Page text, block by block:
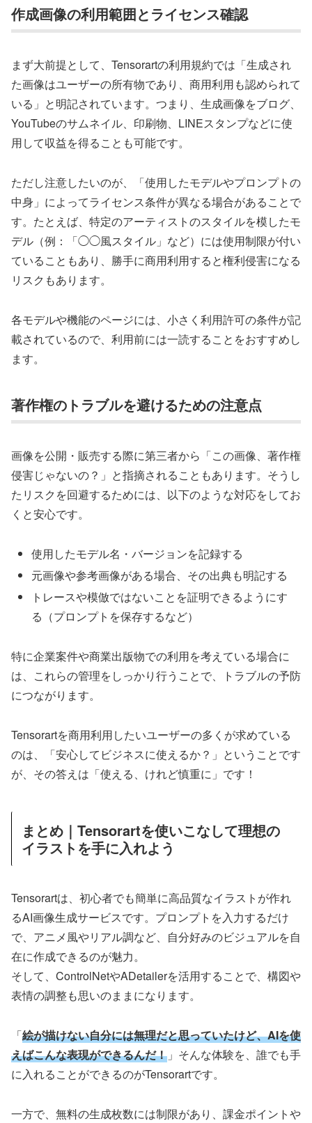
作成画像の利用範囲とライセンス確認
まず大前提として、Tensorartの利用規約では「生成され
た画像はユーザーの所有物であり、商用利用も認められて
いる」と明記されています。つまり、生成画像をブログ、
YouTubeのサムネイル、印刷物、LINEスタンプなどに使
用して収益を得ることも可能です。
ただし注意したいのが、「使用したモデルやプロンプトの
中身」によってライセンス条件が異なる場合があることで
す。たとえば、特定のアーティストのスタイルを模したモ
デル（例：「◯◯風スタイル」など）には使用制限が付い
ていることもあり、勝手に商用利用すると権利侵害になる
リスクもあります。
各モデルや機能のページには、小さく利用許可の条件が記
載されているので、利用前には一読することをおすすめし
ます。
著作権のトラブルを避けるための注意点
画像を公開・販売する際に第三者から「この画像、著作権
侵害じゃないの？」と指摘されることもあります。そうし
たリスクを回避するためには、以下のような対応をしてお
くと安心です。
使用したモデル名・バージョンを記録する
元画像や参考画像がある場合、その出典も明記する
トレースや模倣ではないことを証明できるようにす
る（プロンプトを保存するなど）
特に企業案件や商業出版物での利用を考えている場合に
は、これらの管理をしっかり行うことで、トラブルの予防
につながります。
Tensorartを商用利用したいユーザーの多くが求めている
のは、「安心してビジネスに使えるか？」ということです
が、その答えは「使える、けれど慎重に」です！
まとめ｜Tensorartを使いこなして理想の
イラストを手に入れよう
Tensorartは、初心者でも簡単に高品質なイラストが作れ
るAI画像生成サービスです。プロンプトを入力するだけ
で、アニメ風やリアル調など、自分好みのビジュアルを自
在に作成できるのが魅力。
そして、ControlNetやADetailerを活用することで、構図や
表情の調整も思いのままになります。
「絵が描けない自分には無理だと思っていたけど、AIを使
えばこんな表現ができるんだ！ 」そんな体験を、誰でも手
に入れることができるのがTensorartです。
一方で、無料の生成枚数には制限があり、課金ポイントや